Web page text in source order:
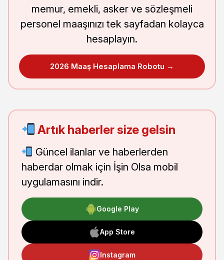
memur, emekli, asker ve sözleşmeli
personel maaşınızı tek sayfadan kolayca
hesaplayın.
2026 Maaş Hesaplama Robotu →
Artık haberler size gelsin
Güncel ilanlar ve haberlerden
haberdar olmak için İşin Olsa mobil
uygulamasını indir.
Google Play
App Store
Instagram